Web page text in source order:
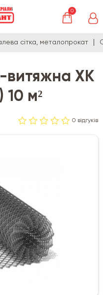
0
сітка, металопрокат
витяжна ХК
10 м²
0 відгуків